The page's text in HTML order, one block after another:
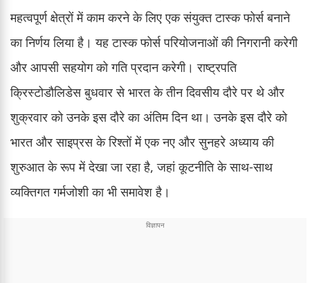
महत्वपूर्ण क्षेत्रों में काम करने के लिए एक संयुक्त टास्क फोर्स बनाने
का निर्णय लिया है। यह टास्क फोर्स परियोजनाओं की निगरानी करेगी
और आपसी सहयोग को गति प्रदान करेगी। राष्ट्रपति
क्रिस्टोडौलिडेस बुधवार से भारत के तीन दिवसीय दौरे पर थे और
शुक्रवार को उनके इस दौरे का अंतिम दिन था। उनके इस दौरे को
भारत और साइप्रस के रिश्तों में एक नए और सुनहरे अध्याय की
शुरुआत के रूप में देखा जा रहा है, जहां कूटनीति के साथ-साथ
व्यक्तिगत गर्मजोशी का भी समावेश है।